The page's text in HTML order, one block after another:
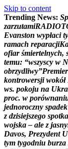
Skip to content
Trending News: Sp
zarzutamiRADIOT
Evanston wypłaci ty
ramach reparacjiK
ofiar śmiertelnych,
temu: “wszyscy w N
obrzydliwy”Premier
kontrowersji wokół
ws. pokoju na Ukra
proc. w porównani
jednoroczny spadek
z dzisiejszego spotka
wojska – ale z jasny
Davos, Prezydent U
tym tygodniu burza